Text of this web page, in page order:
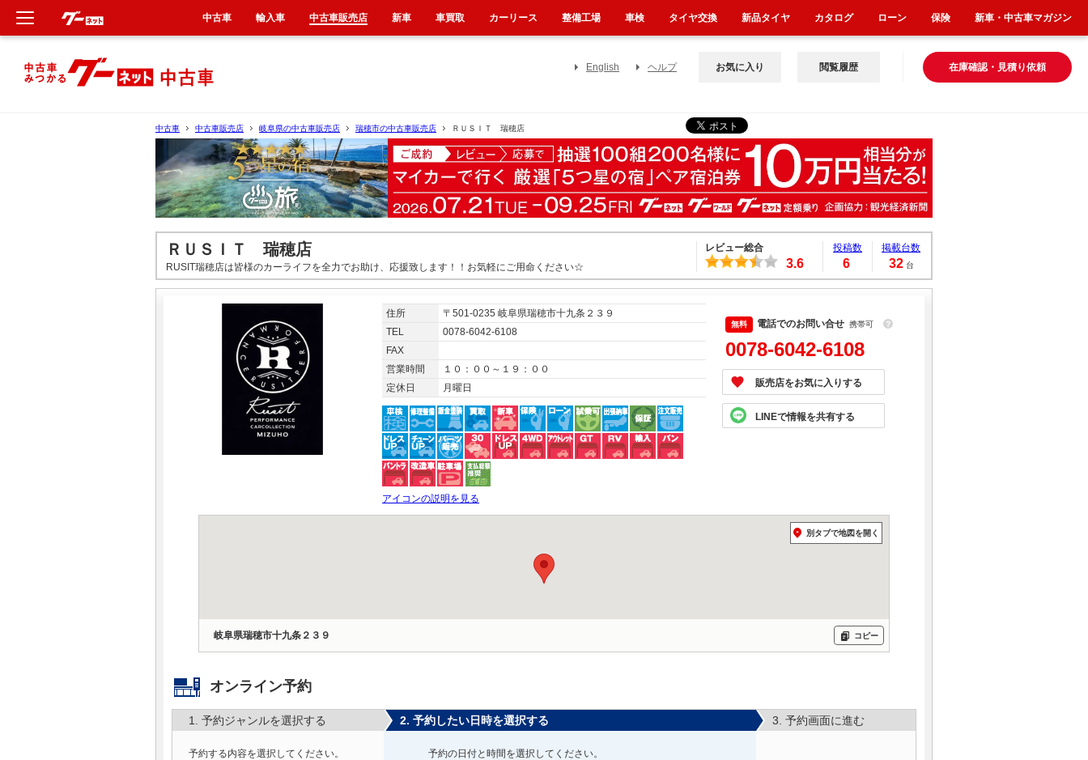
English ヘルプ 在庫確認・見積り依頼
お気に入り 閲覧履歴
中古車 中古車販売店 岐阜県の中古車販売店 瑞穂市の中古車販売店 ＲＵＳＩＴ 瑞穂店
ＲＵＳＩＴ 瑞穂店
RUSIT瑞穂店は皆様のカーライフを全力でお助け、応援致します！！お気軽にご用命ください☆
レビュー総合
3.6
投稿数
6
掲載台数
32 台
住所
〒501-0235 岐阜県瑞穂市十九条２３９
TEL
0078-6042-6108
FAX
営業時間
１０：００～１９：００
定休日
月曜日
アイコンの説明を見る
電話でのお問い合せ 携帯可 ？
0078-6042-6108
販売店をお気に入りする
LINEで情報を共有する
別タブで地図を開く
岐阜県瑞穂市十九条２３９ コピー
オンライン予約
1. 予約ジャンルを選択する
予約する内容を選択してください。
2. 予約したい日時を選択する
予約の日付と時間を選択してください。
3. 予約画面に進む
中古車 輸入車 中古車販売店 新車 車買取 カーリース 整備工場 車検 タイヤ交換 新品タイヤ カタログ ローン 保険 新車・中古車マガジン
新車